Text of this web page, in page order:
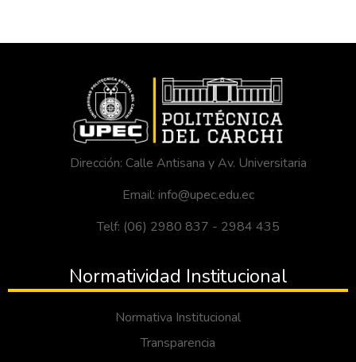
Dirección: Calle Antisana y Av. Universitaria
Email: info@upec.edu.ec
Telf: (06) 2980 837 - 2984 435
Normatividad Institucional
Normativa Institucional
Transparencia